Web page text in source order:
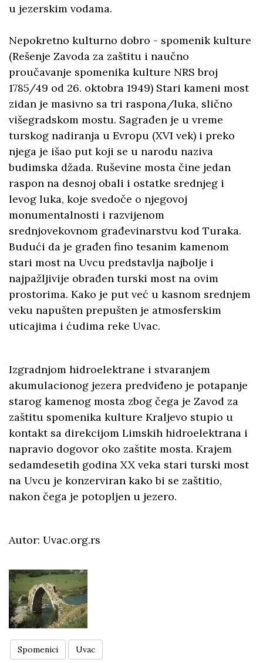
u jezerskim vodama.
Nepokretno kulturno dobro - spomenik kulture
(Rešenje Zavoda za zaštitu i naučno
proučavanje spomenika kulture NRS broj
1785/49 od 26. oktobra 1949) Stari kameni most
zidan je masivno sa tri raspona/luka, slično
višegradskom mostu. Sagrađen je u vreme
turskog nadiranja u Evropu (XVI vek) i preko
njega je išao put koji se u narodu naziva
budimska džada. Ruševine mosta čine jedan
raspon na desnoj obali i ostatke srednjeg i
levog luka, koje svedoče o njegovoj
monumentalnosti i razvijenom
srednjovekovnom građevinarstvu kod Turaka.
Budući da je građen fino tesanim kamenom
stari most na Uvcu predstavlja najbolje i
najpažljivije obrađen turski most na ovim
prostorima. Kako je put već u kasnom srednjem
veku napušten prepušten je atmosferskim
uticajima i ćudima reke Uvac.
Izgradnjom hidroelektrane i stvaranjem
akumulacionog jezera predviđeno je potapanje
starog kamenog mosta zbog čega je Zavod za
zaštitu spomenika kulture Kraljevo stupio u
kontakt sa direkcijom Limskih hidroelektrana i
napravio dogovor oko zaštite mosta. Krajem
sedamdesetih godina XX veka stari turski most
na Uvcu je konzerviran kako bi se zaštitio,
nakon čega je potopljen u jezero.
Autor: Uvac.org.rs
Spomenici Uvac